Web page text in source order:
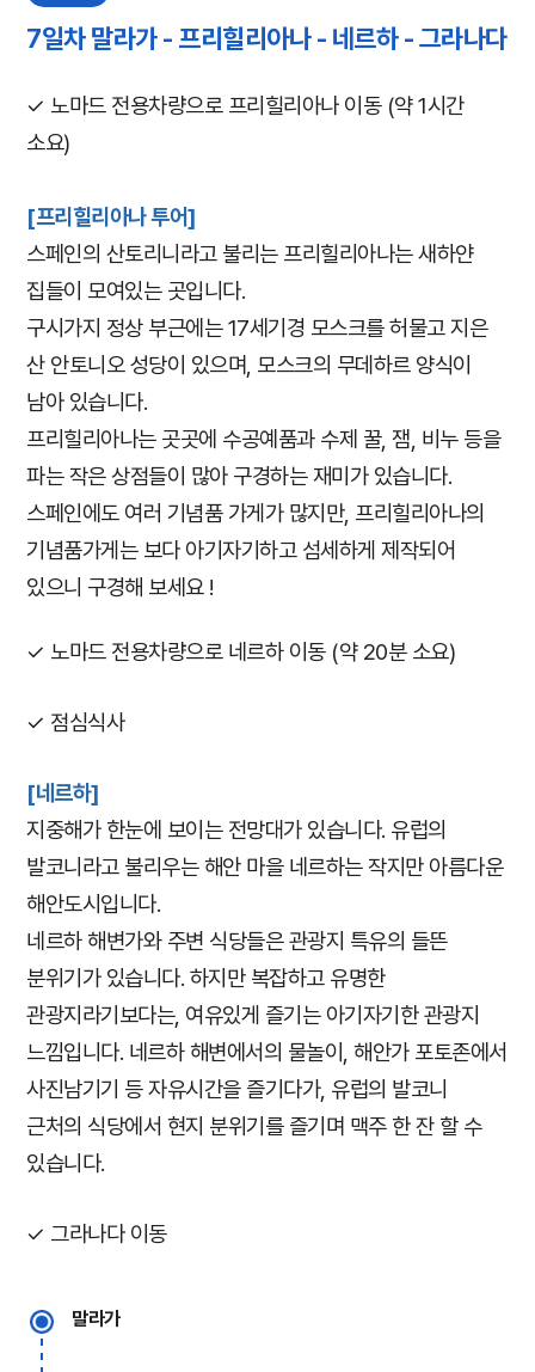
7일차 말라가 - 프리힐리아나 - 네르하 - 그라나다
✓ 노마드 전용차량으로 프리힐리아나 이동 (약 1시간
소요)
[프리힐리아나 투어]
스페인의 산토리니라고 불리는 프리힐리아나는 새하얀
집들이 모여있는 곳입니다.
구시가지 정상 부근에는 17세기경 모스크를 허물고 지은
산 안토니오 성당이 있으며, 모스크의 무데하르 양식이
남아 있습니다.
프리힐리아나는 곳곳에 수공예품과 수제 꿀, 잼, 비누 등을
파는 작은 상점들이 많아 구경하는 재미가 있습니다.
스페인에도 여러 기념품 가게가 많지만, 프리힐리아나의
기념품가게는 보다 아기자기하고 섬세하게 제작되어
있으니 구경해 보세요 !
✓ 노마드 전용차량으로 네르하 이동 (약 20분 소요)
✓ 점심식사
[네르하]
지중해가 한눈에 보이는 전망대가 있습니다. 유럽의
발코니라고 불리우는 해안 마을 네르하는 작지만 아름다운
해안도시입니다.
네르하 해변가와 주변 식당들은 관광지 특유의 들뜬
분위기가 있습니다. 하지만 복잡하고 유명한
관광지라기보다는, 여유있게 즐기는 아기자기한 관광지
느낌입니다. 네르하 해변에서의 물놀이, 해안가 포토존에서
사진남기기 등 자유시간을 즐기다가, 유럽의 발코니
근처의 식당에서 현지 분위기를 즐기며 맥주 한 잔 할 수
있습니다.
✓ 그라나다 이동
말라가